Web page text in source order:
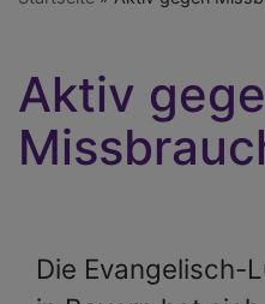
Aktiv
Die Evangelisch-